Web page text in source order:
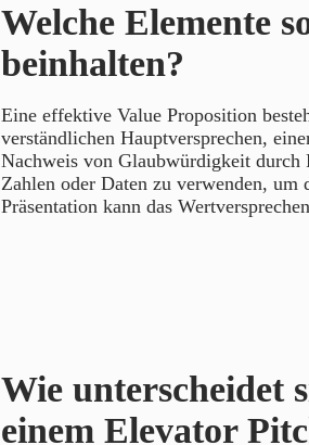
Welche Elemente
beinhalten?
Eine effektive Value Proposition
verständlichen Hauptversprechen,
Nachweis von Glaubwürdigkeit durch
Zahlen oder Daten zu verwenden,
Präsentation kann das
Wie unterscheidet
einem Elevator